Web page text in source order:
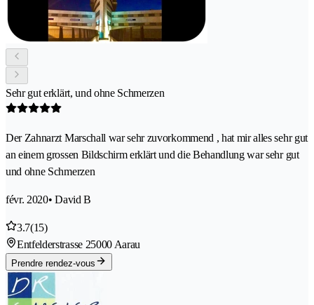
Sehr gut erklärt, und ohne Schmerzen
Der Zahnarzt Marschall war sehr zuvorkommend , hat mir alles sehr gut
an einem grossen Bildschirm erklärt und die Behandlung war sehr gut
und ohne Schmerzen
févr. 2020• David B
3.7(15)
Entfelderstrasse 25000 Aarau
Prendre rendez-vous